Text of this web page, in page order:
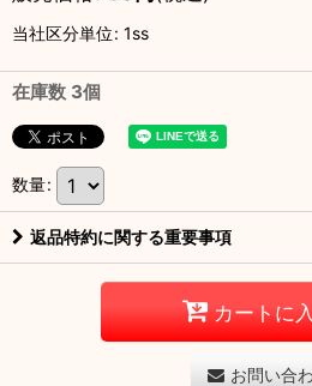
当社区分単位: 1ss
在庫数 3個
数量:
返品特約に関する重要事項
カートに
お問い合